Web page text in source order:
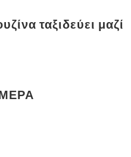
ταξιδεύει μαζί